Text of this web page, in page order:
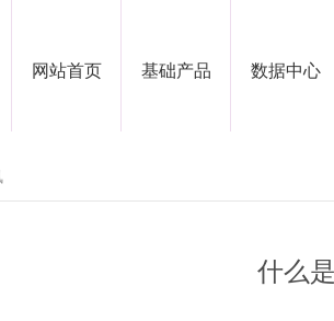
网站首页 基础产品 数据中心
什么